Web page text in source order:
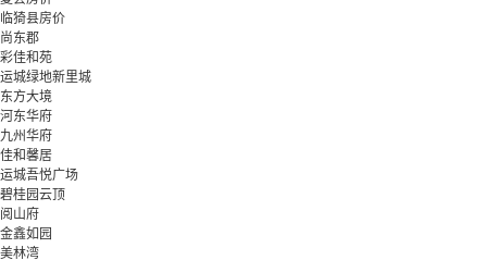
临猗县房价
尚东郡
彩佳和苑
运城绿地新里城
东方大境
河东华府
九州华府
佳和馨居
运城吾悦广场
碧桂园云顶
阅山府
金鑫如园
美林湾